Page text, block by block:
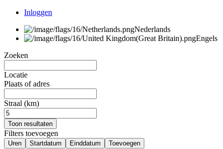
Inloggen
Nederlands
Engels
Zoeken
Locatie
Plaats of adres
Straal (km)
Toon resultaten
Filters toevoegen
Uren Startdatum Einddatum Toevoegen